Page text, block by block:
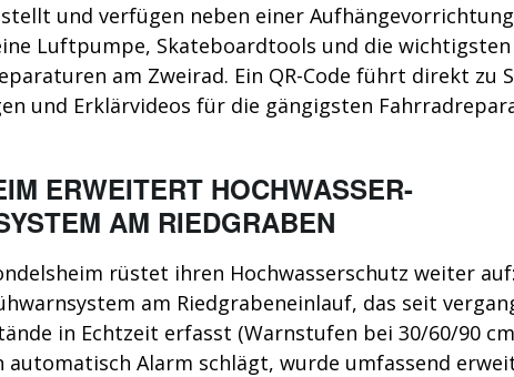
und verfügen neben einer
Luftpumpe, Skateboardtools und die wichtigsten
am Zweirad. Ein QR-Code führt direkt zu
und Erklärvideos für die gängigsten
ERWEITERT HOCHWASSER-
AM RIEDGRABEN
rüstet ihren Hochwasserschutz weiter
am Riedgrabeneinlauf, das seit
in Echtzeit erfasst (Warnstufen bei 30/60/90
automatisch Alarm schlägt, wurde umfassend